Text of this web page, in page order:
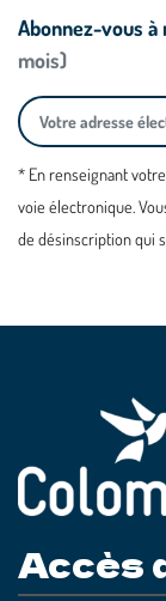
Abonnez-vous
mois)
* En renseignant
voie électronique.
de désinscription qui
Accès